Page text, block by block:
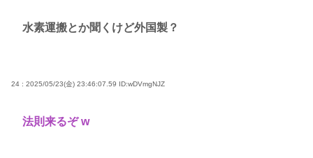
水素運搬とか聞くけど外国製？
24 : 2025/05/23(金) 23:46:07.59 ID:wDVmgNJZ
法則来るぞ w